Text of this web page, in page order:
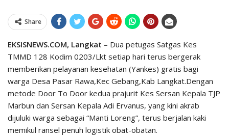
Share
EKSISNEWS.COM, Langkat – Dua petugas Satgas Kes
TMMD 128 Kodim 0203/Lkt setiap hari terus bergerak
memberikan pelayanan kesehatan (Yankes) gratis bagi
warga Desa Pasar Rawa,Kec Gebang,Kab Langkat.Dengan
metode Door To Door kedua prajurit Kes Sersan Kepala TJP
Marbun dan Sersan Kepala Adi Ervanus, yang kini akrab
dijuluki warga sebagai “Manti Loreng”, terus berjalan kaki
memikul ransel penuh logistik obat-obatan.